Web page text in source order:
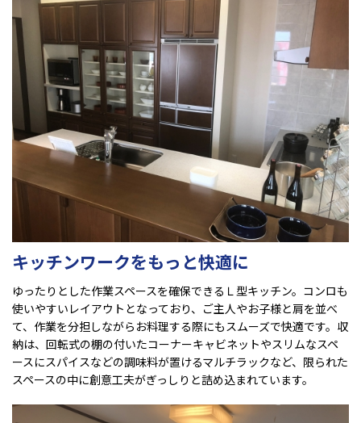
キッチンワークをもっと快適に
ゆったりとした作業スペースを確保できるＬ型キッチン。コンロも
使いやすいレイアウトとなっており、ご主人やお子様と肩を並べ
て、作業を分担しながらお料理する際にもスムーズで快適です。収
納は、回転式の棚の付いたコーナーキャビネットやスリムなスペ
ースにスパイスなどの調味料が置けるマルチラックなど、限られた
スペースの中に創意工夫がぎっしりと詰め込まれています。